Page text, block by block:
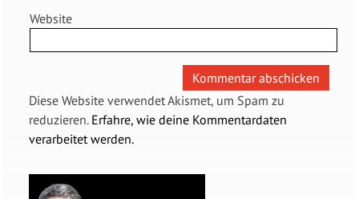
Website
Diese Website verwendet Akismet, um Spam zu
reduzieren. Erfahre, wie deine Kommentardaten
verarbeitet werden.